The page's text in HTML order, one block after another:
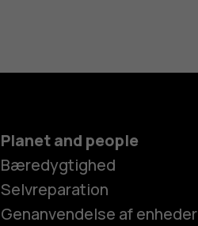
Planet and people
Bæredygtighed
Selvreparation
Genanvendelse af enheder